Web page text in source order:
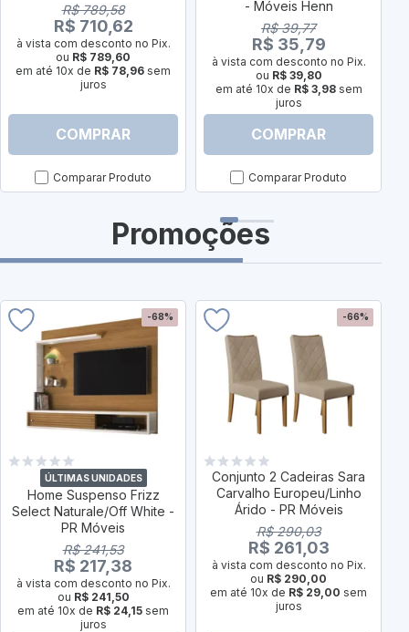
R$ 789,58
R$ 710,62
à vista com desconto no Pix.
ou R$ 789,60
em até 10x de R$ 78,96 sem
juros
COMPRAR
Comparar Produto
- Móveis Henn
R$ 39,77
R$ 35,79
à vista com desconto no Pix.
ou R$ 39,80
em até 10x de R$ 3,98sem
juros
COMPRAR
Comparar Produto
Promoções
-68%
ÚLTIMAS UNIDADES
Home Suspenso Frizz
Select Naturale/Off White -
PR Móveis
R$ 241,53
R$ 217,38
à vista com desconto no Pix.
ou R$ 241,50
em até 10x de R$ 24,15 sem
juros
-66%
Conjunto 2 Cadeiras Sara
Carvalho Europeu/Linho
Árido - PR Móveis
R$ 290,03
R$ 261,03
à vista com desconto no Pix.
ou R$ 290,00
em até 10x de R$ 29,00 sem
juros